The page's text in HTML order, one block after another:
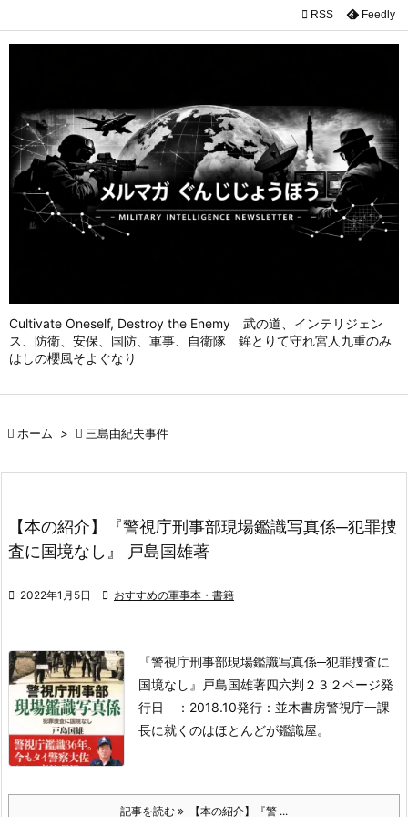
Cultivate Oneself, Destroy the Enemy 武の道、インテリジェン
ス、防衛、安保、国防、軍事、自衛隊 鉾とりて守れ宮人九重のみ
はしの櫻風そよぐなり


次へ

検索
 RSS Feedly
 ホーム >  三島由紀夫事件
【本の紹介】『警視庁刑事部現場鑑識写真係─犯罪捜
査に国境なし』 戸島国雄著
 2022年1月5日  おすすめの軍事本・書籍
『警視庁刑事部現場鑑識写真係─犯罪捜査に
国境なし』
戸島国雄著四六判２３２ページ発
行日 ：2018.10発行：並木書房警視庁一課
長に就くのはほとんどが鑑識屋。
記事を読む 【本の紹介】『警 ...